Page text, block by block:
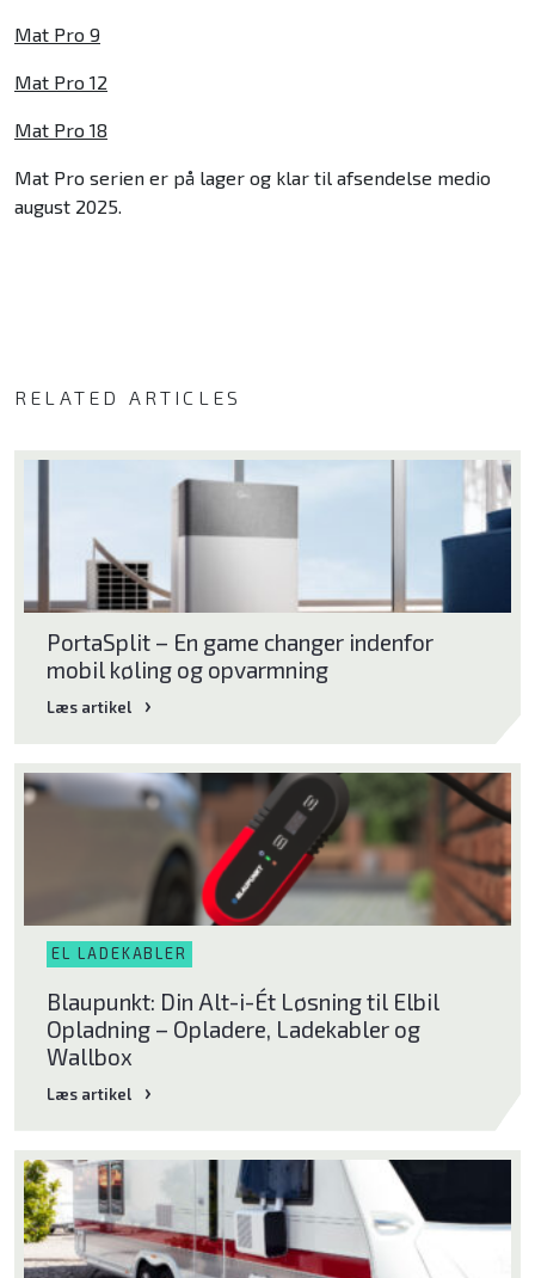
Om Klimabrands
Kontakt
Mat Pro 9
Mat Pro 12
Mat Pro 18
Mat Pro serien er på lager og klar til afsendelse medio
august 2025.
RELATED ARTICLES
PortaSplit – En game changer indenfor
mobil køling og opvarmning
Læs artikel
EL LADEKABLER
Blaupunkt: Din Alt-i-Ét Løsning til Elbil
Opladning – Opladere, Ladekabler og
Wallbox
Læs artikel